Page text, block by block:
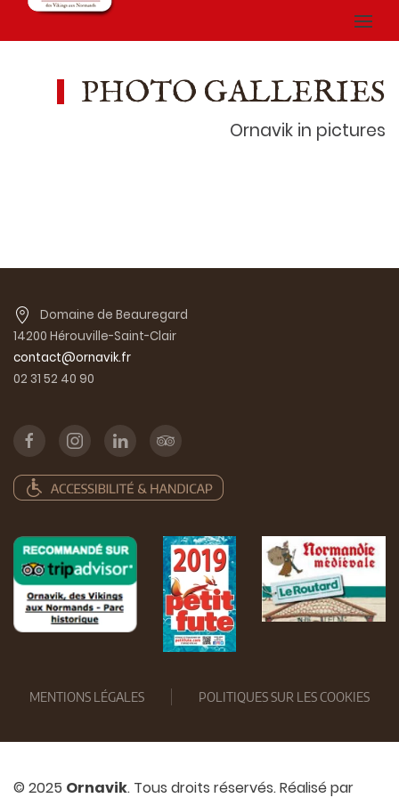
PHOTO GALLERIES
Ornavik in pictures
Domaine de Beauregard
14200 Hérouville-Saint-Clair
contact@ornavik.fr
02 31 52 40 90
MENTIONS LÉGALES POLITIQUES SUR LES COOKIES
© 2025 Ornavik. Tous droits réservés. Réalisé par